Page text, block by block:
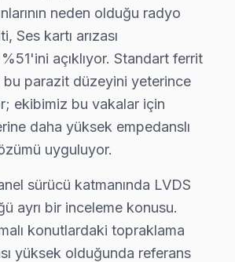
Pendik'de Ne
TV arızasında yapmanız gereken
Kapsamı
neden olduğu radyo
Ses kartı arızası
%51'ini açıklıyor. Standart ferrit
parazit düzeyini yeterince
ekibimiz bu vakalar için
daha yüksek empedanslı
uyguluyor.
sürücü katmanında LVDS
ayrı bir inceleme konusu.
konutlardaki topraklama
yüksek olduğunda referans